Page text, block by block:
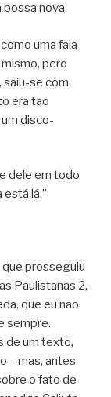
bossa nova.
uma fala
pero
saiu-se com
era tão
disco-
dele em todo
lá.”
prosseguiu
Paulistanas 2,
que eu não
sempre.
de um texto,
– mas, antes
o fato de